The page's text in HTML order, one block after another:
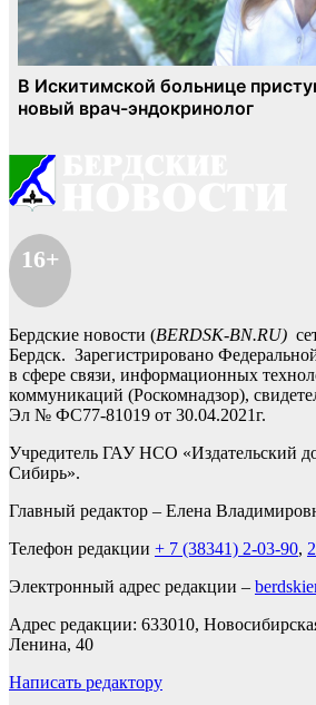
16+
Бердские новости (BERDSK-BN.RU)
Бердск. Зарегистрировано
в сфере связи, информационных
коммуникаций (Роскомнадзор),
Эл № ФС77-81019 от 30.04.2021г.
Учредитель ГАУ НСО «Издательский
Сибирь».
Главный редактор – Елена
Телефон редакции + 7 (38341) 2-03-90,
Электронный адрес редакции –
Адрес редакции: 633010,
Ленина, 40
Написать редактору